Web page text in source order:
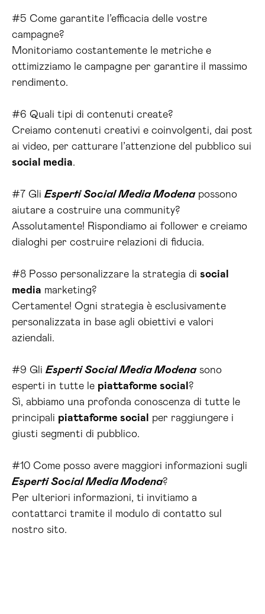
#5 Come garantite l’efficacia delle vostre
campagne?
Monitoriamo costantemente le metriche e
ottimizziamo le campagne per garantire il massimo
rendimento.
#6 Quali tipi di contenuti create?
Creiamo contenuti creativi e coinvolgenti, dai post
ai video, per catturare l’attenzione del pubblico sui
social media.
#7 Gli Esperti Social Media Modenapossono
aiutare a costruire una community?
Assolutamente! Rispondiamo ai follower e creiamo
dialoghi per costruire relazioni di fiducia.
#8 Posso personalizzare la strategia di social
media marketing?
Certamente! Ogni strategia è esclusivamente
personalizzata in base agli obiettivi e valori
aziendali.
#9 Gli Esperti Social Media Modenasono
esperti in tutte le piattaforme social ?
Sì, abbiamo una profonda conoscenza di tutte le
principali piattaforme social
per raggiungere i
giusti segmenti di pubblico.
#10 Come posso avere maggiori informazioni sugli
Esperti Social Media Modena?
Per ulteriori informazioni, ti invitiamo a
contattarci tramite il modulo di contatto sul
nostro sito.